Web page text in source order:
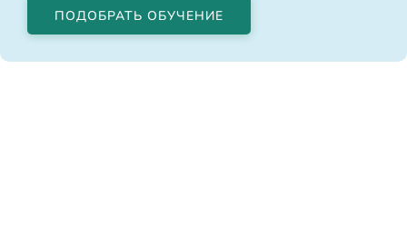
ПОДОБРАТЬ ОБУЧЕНИЕ